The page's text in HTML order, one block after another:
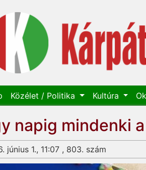
Közélet / Politika Kultúra
napig mindenki
június 1., 11:07 , 803. szám